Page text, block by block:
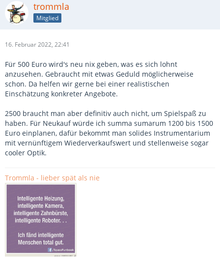
trommla
Mitglied
16. Februar 2022, 22:41
Für 500 Euro wird's neu nix geben, was es sich lohnt
anzusehen. Gebraucht mit etwas Geduld möglicherweise
schon. Da helfen wir gerne bei einer realistischen
Einschätzung konkreter Angebote.
2500 braucht man aber definitiv auch nicht, um Spielspaß zu
haben. Für Neukauf würde ich summa sumarum 1200 bis 1500
Euro einplanen, dafür bekommt man solides Instrumentarium
mit vernünftigem Wiederverkaufswert und stellenweise sogar
cooler Optik.
Trommla - lieber spät als nie